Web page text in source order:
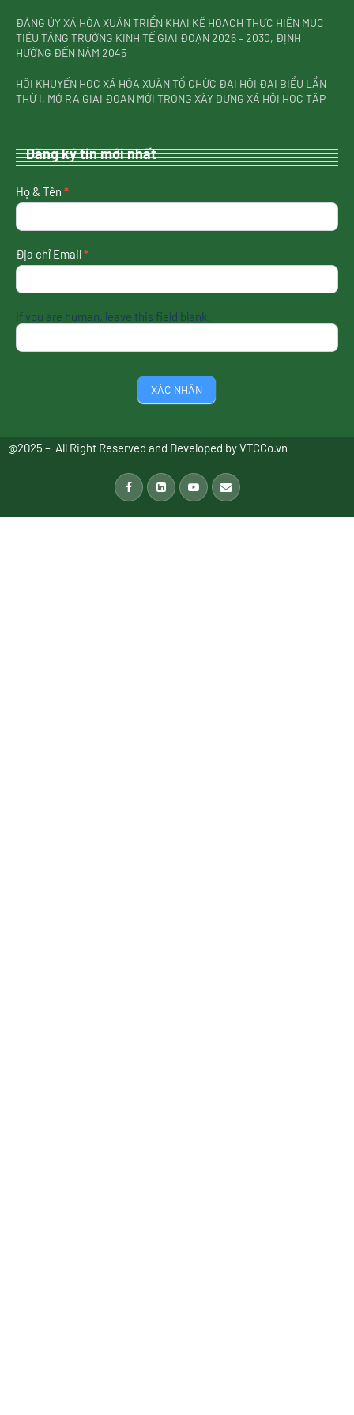
ĐẢNG ỦY XÃ HÒA XUÂN TRIỂN KHAI KẾ HOẠCH THỰC HIỆN MỤC
TIÊU TĂNG TRƯỞNG KINH TẾ GIAI ĐOẠN 2026 – 2030, ĐỊNH
HƯỚNG ĐẾN NĂM 2045
HỘI KHUYẾN HỌC XÃ HÒA XUÂN TỔ CHỨC ĐẠI HỘI ĐẠI BIỂU LẦN
THỨ I, MỞ RA GIAI ĐOẠN MỚI TRONG XÂY DỰNG XÃ HỘI HỌC TẬP
Đăng ký tin mới nhất
nhận
tin
nhất
Họ & Tên *
Địa chỉ Email*
If you are human, leave this field blank.
XÁC NHẬN
@2025 – All Right Reserved and Developed byVTCCo.vn